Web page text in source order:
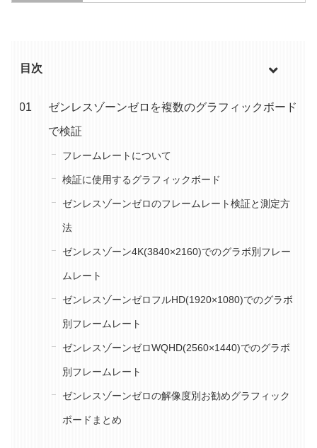
目次
ゼンレスゾーンゼロを複数のグラフィックボード
で検証
フレームレートについて
検証に使用するグラフィックボード
ゼンレスゾーンゼロのフレームレート検証と測定方
法
ゼンレスゾーン4K(3840×2160)でのグラボ別フレー
ムレート
ゼンレスゾーンゼロフルHD(1920×1080)でのグラボ
別フレームレート
ゼンレスゾーンゼロWQHD(2560×1440)でのグラボ
別フレームレート
ゼンレスゾーンゼロの解像度別お勧めグラフィック
ボードまとめ